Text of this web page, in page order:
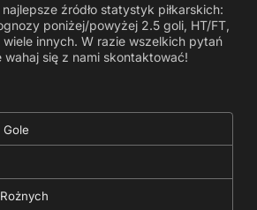
źródło statystyk piłkarskich:
poniżej/powyżej 2.5 goli, HT/FT,
innych. W razie wszelkich pytań
wahaj się z nami skontaktować!